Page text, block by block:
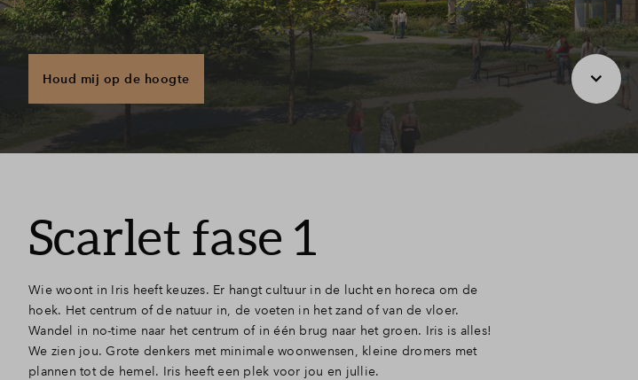
Houd mij op de hoogte
Scarlet fase 1
Wie woont in Iris heeft keuzes. Er hangt cultuur in de lucht en horeca om de
hoek. Het centrum of de natuur in, de voeten in het zand of van de vloer.
Wandel in no-time naar het centrum of in één brug naar het groen. Iris is alles!
We zien jou. Grote denkers met minimale woonwensen, kleine dromers met
plannen tot de hemel. Iris heeft een plek voor jou en jullie.